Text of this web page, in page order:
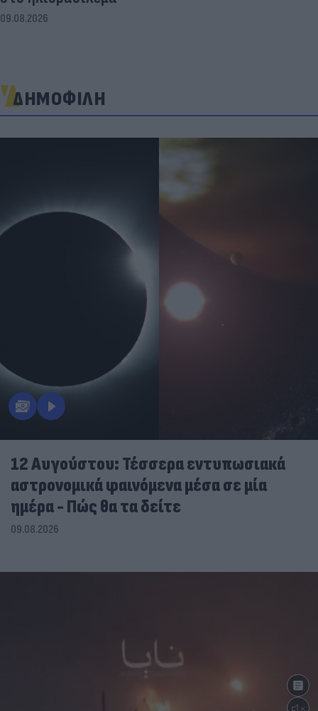
09.08.2026
ΔΗΜΟΦΙΛΗ
12 Αυγούστου: Τέσσερα εντυπωσιακά
αστρονομικά φαινόμενα μέσα σε μία
ημέρα - Πώς θα τα δείτε
09.08.2026